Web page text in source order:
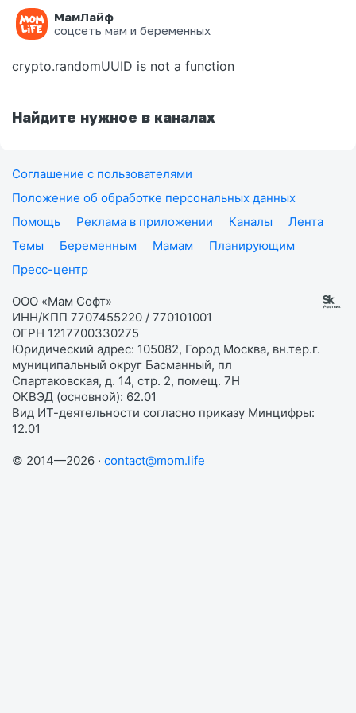
МамЛайф
соцсеть мам и беременных
Ошибка на странице
crypto.randomUUID is not a function
Найдите нужное в каналах
Соглашение с пользователями
Положение об обработке персональных данных
Помощь
Реклама в приложении Каналы
Лента
Темы
Беременным Мамам
Планирующим
Пресс-центр
ООО «Мам Софт»
ИНН/КПП 7707455220 / 770101001
ОГРН 1217700330275
Юридический адрес: 105082, Город Москва, вн.тер.г.
муниципальный округ Басманный, пл
Спартаковская, д. 14, стр. 2, помещ. 7Н
ОКВЭД (основной): 62.01
Вид ИТ-деятельности согласно приказу Минцифры:
12.01
© 2014—2026 · contact@mom.life